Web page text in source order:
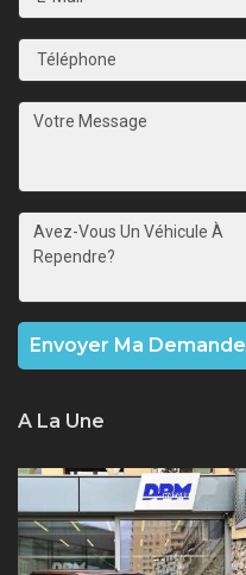
Envoyer Ma Demande
A La Une